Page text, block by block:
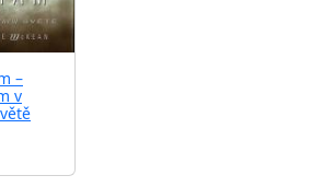
–
v